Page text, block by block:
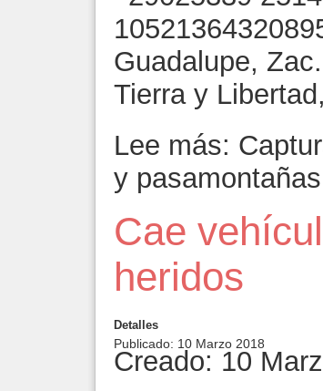
Guadalupe,
Tierra y
Lee más:
y pasamontañas
Cae
heridos
Detalles
Publicado: 10 Marzo 2018
Creado: 10